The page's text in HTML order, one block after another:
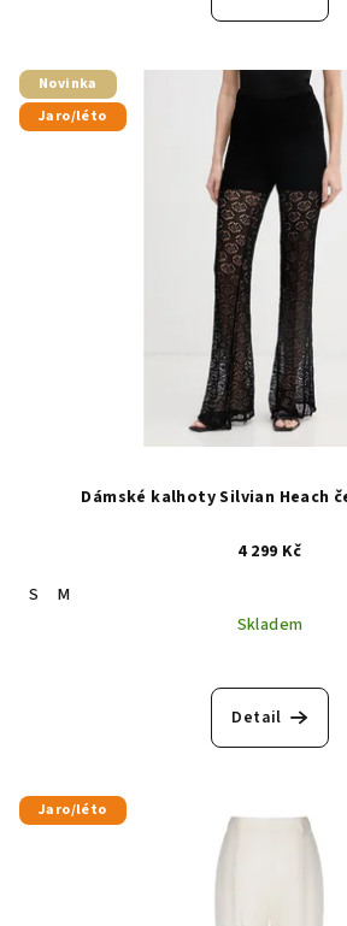
Novinka
Jaro/léto
Dámské kalhoty Silvian Heach
4 299 Kč
S
M
Skladem
Detail
Jaro/léto